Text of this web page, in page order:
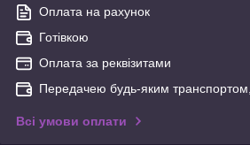
Оплата на рахунок
Готівкою
Оплата за реквізитами
Передачею будь-яким
Всі умови оплати